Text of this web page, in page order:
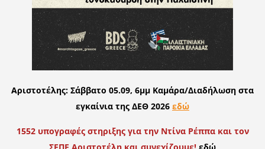
Αριστοτέλης: Σάββατο 05.09, 6μμ Καμάρα/Διαδήλωση στα
εγκαίνια της ΔΕΘ 2026 εδώ
1552 υπογραφές στηριξης για την Ντίνα Ρέππα και τον
ΣΕΠΕ Αριστοτέλη και συνεχίζουμε! εδώ